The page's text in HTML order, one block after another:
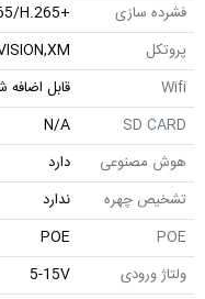
فشرده سازی
+H.264/H.265/H.265
پروتکل
Wifi
قابل
SD CARD
N/A
هوش مصنوعی
دارد
تشخیص چهره
ندارد
POE
POE
ولتاژ ورودی
5-15V